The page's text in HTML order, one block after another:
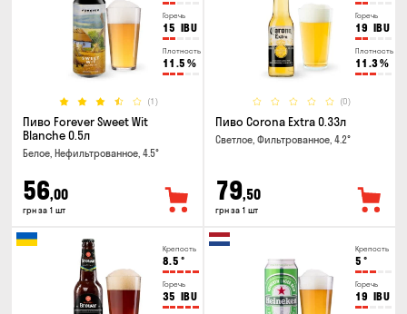
Горечь
15 IBU
Плотность
11.5 %
(1)
Пиво Forever Sweet Wit
Blanche 0.5л
Белое, Нефильтрованное, 4.5°
56,00
грн за 1 шт
Горечь
19 IBU
Плотность
11.3%
(0)
Пиво Corona Extra 0.33л
Светлое, Фильтрованное, 4.2°
79,50
грн за 1 шт
Крепость
8.5 °
Горечь
35 IBU
Крепость
5 °
Горечь
19 IBU